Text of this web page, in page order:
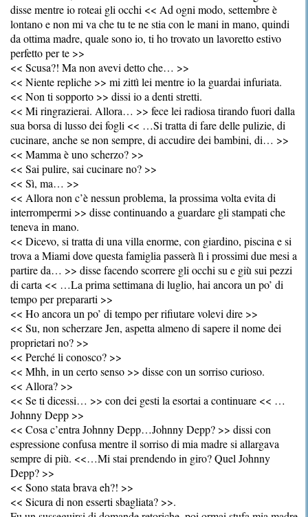
disse mentre io roteai gli occhi << Ad ogni modo, settembre è
lontano e non mi va che tu te ne stia con le mani in mano, quindi
da ottima madre, quale sono io, ti ho trovato un lavoretto estivo
perfetto per te >>
<< Scusa?! Ma non avevi detto che… >>
<< Niente repliche >> mi zittì lei mentre io la guardai infuriata.
<< Non ti sopporto >> dissi io a denti stretti.
<< Mi ringrazierai. Allora… >> fece lei radiosa tirando fuori dalla
sua borsa di lusso dei fogli << …Si tratta di fare delle pulizie, di
cucinare, anche se non sempre, di accudire dei bambini, di… >>
<< Mamma è uno scherzo? >>
<< Sai pulire, sai cucinare no? >>
<< Sì, ma… >>
<< Allora non c’è nessun problema, la prossima volta evita di
interrompermi >> disse continuando a guardare gli stampati che
teneva in mano.
<< Dicevo, si tratta di una villa enorme, con giardino, piscina e si
trova a Miami dove questa famiglia passerà lì i prossimi due mesi a
partire da… >> disse facendo scorrere gli occhi su e giù sui pezzi
di carta << …La prima settimana di luglio, hai ancora un po’ di
tempo per prepararti >>
<< Ho ancora un po’ di tempo per rifiutare volevi dire >>
<< Su, non scherzare Jen, aspetta almeno di sapere il nome dei
proprietari no? >>
<< Perché li conosco? >>
<< Mhh, in un certo senso >> disse con un sorriso curioso.
<< Allora? >>
<< Se ti dicessi… >> con dei gesti la esortai a continuare << …
Johnny Depp >>
<< Cosa c’entra Johnny Depp…Johnny Depp? >> dissi con
espressione confusa mentre il sorriso di mia madre si allargava
sempre di più. <<…Mi stai prendendo in giro? Quel Johnny
Depp? >>
<< Sono stata brava eh?! >>
<< Sicura di non esserti sbagliata? >>.